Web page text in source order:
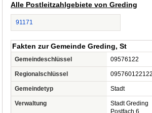
Alle Postleitzahlgebiete von Greding
91171
Fakten zur Gemeinde Greding, St
Gemeindeschlüssel 09576122
Regionalschlüssel 095760122122
Gemeindetyp Stadt
Verwaltung
Stadt Greding
Postfach 6